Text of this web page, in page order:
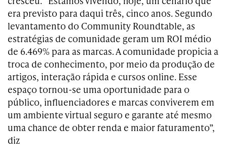
era previsto para daqui três, cinco anos. Segundo
levantamento do Community Roundtable, as
estratégias de comunidade geram um ROI médio
de 6.469% para as marcas. A comunidade propicia a
troca de conhecimento, por meio da produção de
artigos, interação rápida e cursos online. Esse
espaço tornou-se uma oportunidade para o
público, influenciadores e marcas conviverem em
um ambiente virtual seguro e garante até mesmo
uma chance de obter renda e maior faturamento”,
diz